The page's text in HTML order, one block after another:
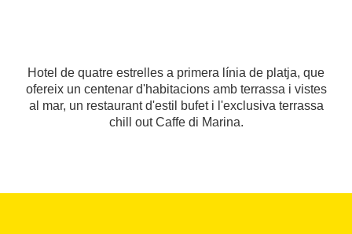
Hotel de quatre estrelles a primera línia de platja, que
ofereix un centenar d'habitacions amb terrassa i vistes
al mar, un restaurant d'estil bufet i l'exclusiva terrassa
chill out Caffe di Marina.